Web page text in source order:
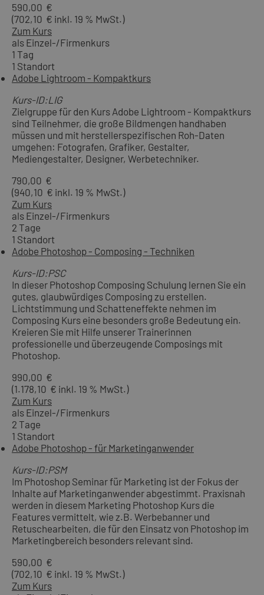
590,00 €
(702,10 € inkl. 19 % MwSt.)
Zum Kurs
als Einzel-/Firmenkurs
1 Tag
1 Standort
Adobe Lightroom - Kompaktkurs
Kurs-ID:LIG
Zielgruppe für den Kurs Adobe Lightroom - Kompaktkurs
sind Teilnehmer, die große Bildmengen handhaben
müssen und mit herstellerspezifischen Roh-Daten
umgehen: Fotografen, Grafiker, Gestalter,
Mediengestalter, Designer, Werbetechniker.
790,00 €
(940,10 € inkl. 19 % MwSt.)
Zum Kurs
als Einzel-/Firmenkurs
2 Tage
1 Standort
Adobe Photoshop - Composing - Techniken
Kurs-ID:PSC
In dieser Photoshop Composing Schulung lernen Sie ein
gutes, glaubwürdiges Composing zu erstellen.
Lichtstimmung und Schatteneffekte nehmen im
Composing Kurs eine besonders große Bedeutung ein.
Kreieren Sie mit Hilfe unserer Trainerinnen
professionelle und überzeugende Composings mit
Photoshop.
990,00 €
(1.178,10 € inkl. 19 % MwSt.)
Zum Kurs
als Einzel-/Firmenkurs
2 Tage
1 Standort
Adobe Photoshop - für Marketinganwender
Kurs-ID:PSM
Im Photoshop Seminar für Marketing ist der Fokus der
Inhalte auf Marketinganwender abgestimmt. Praxisnah
werden in diesem Marketing Photoshop Kurs die
Features vermittelt, wie z.B. Werbebanner und
Retuschearbeiten, die für den Einsatz von Photoshop im
Marketingbereich besonders relevant sind.
590,00 €
(702,10 € inkl. 19 % MwSt.)
Zum Kurs